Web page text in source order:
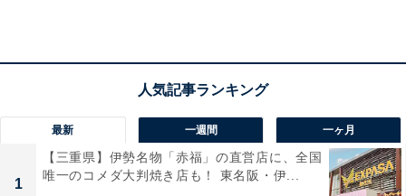
ラッキーポイント……ゴールド、アートプリント、
リング、おしゃれカフェ
最新 一週間 一ヶ月
1
【三重県】伊勢名物「赤福」の直営店に、全国
唯一のコメダ大判焼き店も！ 東名阪・伊...